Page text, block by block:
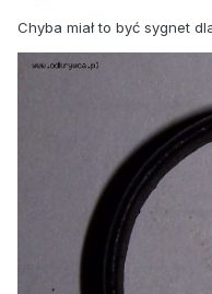
Chyba miał to być sygnet